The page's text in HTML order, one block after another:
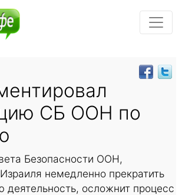
СБ ООН по
Безопасности ООН,
немедленно прекратить
деятельность, осложнит процесс